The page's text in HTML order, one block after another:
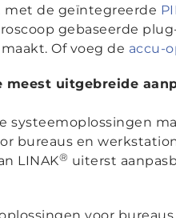
met de geïntegreerde
gebaseerde
Of voeg de accu-
uitgebreide
systeemoplossingen
bureaus en
LINAK® uiterst